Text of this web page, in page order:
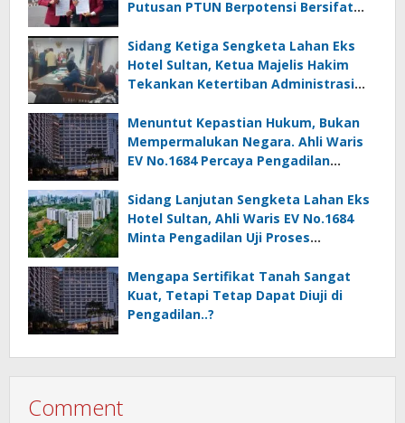
Putusan PTUN Berpotensi Bersifat
Sidang Ketiga Sengketa Lahan Eks
Hotel Sultan, Ketua Majelis Hakim
Tekankan Ketertiban Administrasi
Hukum
Menuntut Kepastian Hukum, Bukan
Mempermalukan Negara. Ahli Waris
EV No.1684 Percaya Pengadilan
Sidang Lanjutan Sengketa Lahan Eks
Hotel Sultan, Ahli Waris EV No.1684
Minta Pengadilan Uji Proses
Karno
Mengapa Sertifikat Tanah Sangat
Kuat, Tetapi Tetap Dapat Diuji di
Pengadilan..?
Comment